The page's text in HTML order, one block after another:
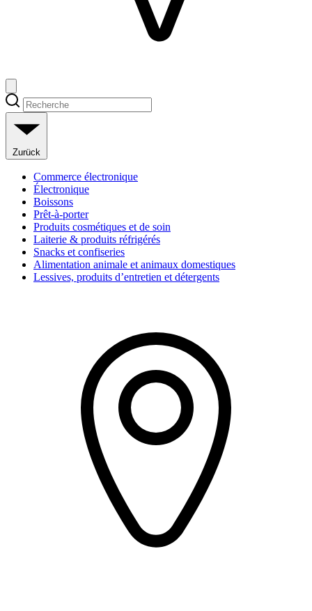
Zurück
Commerce électronique
Électronique
Boissons
Prêt-à-porter
Produits cosmétiques et de soin
Laiterie & produits réfrigérés
Snacks et confiseries
Alimentation animale et animaux domestiques
Lessives, produits d’entretien et détergents